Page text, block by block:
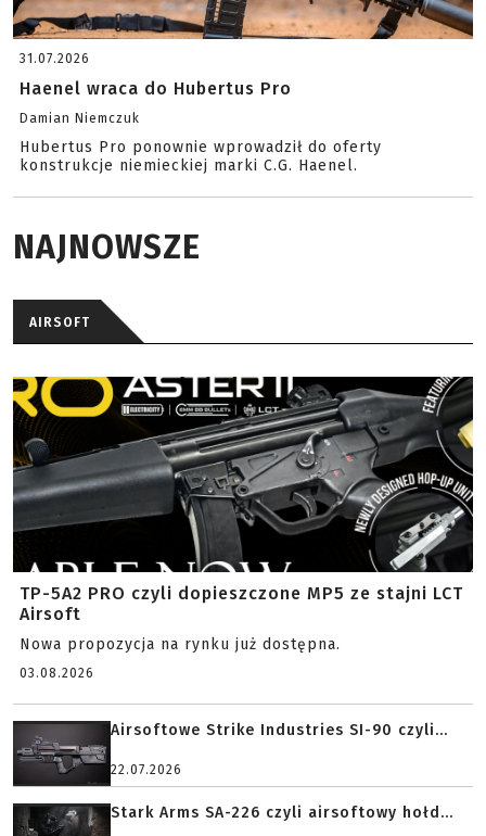
31.07.2026
Haenel wraca do Hubertus Pro
Damian Niemczuk
Hubertus Pro ponownie wprowadził do oferty
konstrukcje niemieckiej marki C.G. Haenel.
NAJNOWSZE
AIRSOFT
TP-5A2 PRO czyli dopieszczone MP5 ze stajni LCT
Airsoft
Nowa propozycja na rynku już dostępna.
03.08.2026
Airsoftowe Strike Industries SI-90 czyli...
22.07.2026
Stark Arms SA-226 czyli airsoftowy hołd...